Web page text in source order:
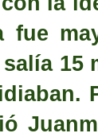
fue
15